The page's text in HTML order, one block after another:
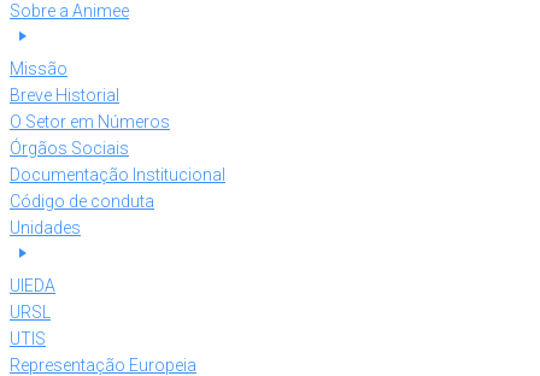
Sobre a Animee
Missão
Breve Historial
O Setor em Números
Órgãos Sociais
Documentação Institucional
Código de conduta
Unidades
UIEDA
URSL
UTIS
Representação Europeia